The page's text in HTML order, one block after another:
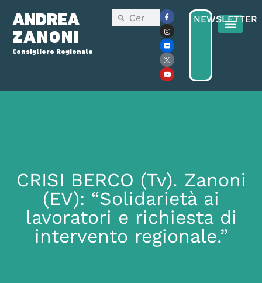
ANDREA
ZANONI
Consigliere Regionale
NEWSLETTER
CRISI BERCO (Tv). Zanoni
(EV): “Solidarietà ai
lavoratori e richiesta di
intervento regionale.”